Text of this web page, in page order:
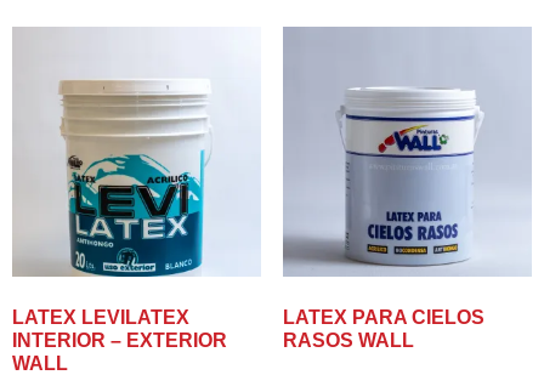
LATEX LEVILATEX
INTERIOR – EXTERIOR
WALL
LATEX PARA CIELOS
RASOS WALL